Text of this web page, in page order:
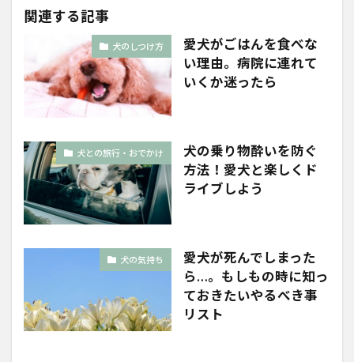
関連する記事
犬のしつけ方
愛犬がごはんを食べな
い理由。病院に連れて
いくか迷ったら
犬との旅行・おでかけ
犬の乗り物酔いを防ぐ
方法！愛犬と楽しくド
ライブしよう
犬の気持ち
愛犬が死んでしまった
ら…。もしもの時に知っ
ておきたいやるべき事
リスト